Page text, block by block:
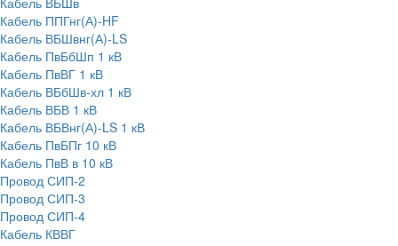
Кабель ППГнг(А)-HF
Кабель ВБШвнг(А)-LS
Кабель ПвБбШп 1 кВ
Кабель ПвВГ 1 кВ
Кабель ВБбШв-хл 1 кВ
Кабель ВБВ 1 кВ
Кабель ВБВнг(А)-LS 1 кВ
Кабель ПвБПг 10 кВ
Кабель ПвВ в 10 кВ
Провод СИП-2
Провод СИП-3
Провод СИП-4
Кабель КВВГ